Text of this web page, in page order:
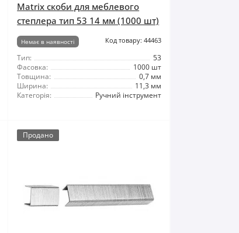
Matrix скоби для меблевого
степлера тип 53 14 мм (1000 шт)
Немає в наявності Код товару: 44463
Тип:
53
Фасовка:
1000 шт
Товщина:
0,7 мм
Ширина:
11,3 мм
Категорія:
Ручний інструмент
Продано